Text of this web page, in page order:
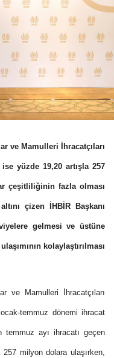
ve Mamulleri İhracatçıları
yüzde 19,20 artışla 257
çeşitliliğinin fazla olması
çizen İHBİR Başkanı
gelmesi ve üstüne
kolaylaştırılması
ve Mamulleri İhracatçıları
temmuz dönemi ihracat
temmuz ayı ihracatı geçen
257 milyon dolara ulaşırken,